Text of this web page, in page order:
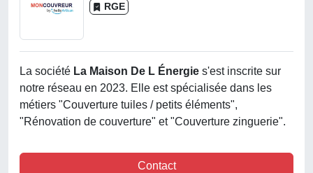
RGE
La société La Maison De L Énergie s'est inscrite sur
notre réseau en 2023. Elle est spécialisée dans les
métiers "Couverture tuiles / petits éléments",
"Rénovation de couverture" et "Couverture zinguerie".
Contact